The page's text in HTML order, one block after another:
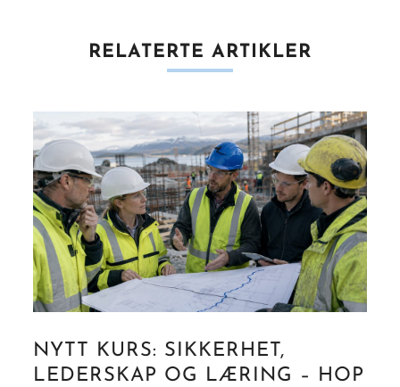
RELATERTE ARTIKLER
NYTT KURS: SIKKERHET,
LEDERSKAP OG LÆRING – HOP